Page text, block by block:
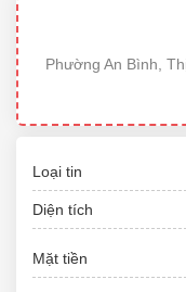
Phường An Bình,
Loại tin
Diện tích
Mặt tiền